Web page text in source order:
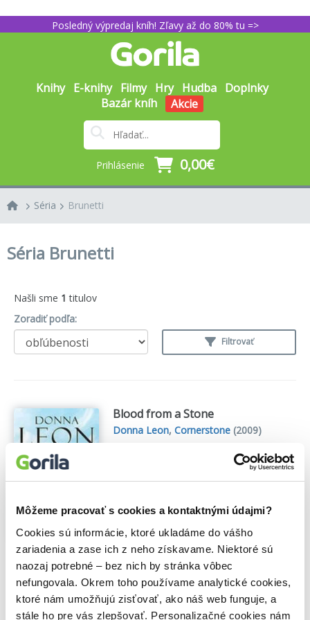
Môžeme pracovať s cookies a kontaktnými údajmi?
Cookies sú informácie, ktoré ukladáme do vášho
zariadenia a zase ich z neho získavame. Niektoré sú
naozaj potrebné – bez nich by stránka vôbec
nefungovala. Okrem toho používame analytické cookies,
ktoré nám umožňujú zisťovať, ako náš web funguje, a
stále ho pre vás zlepšovať. Personalizačné cookies nám
Posledný výpredaj kníh! Zľavy až do 80% tu =>
Knihy E-knihy Filmy Hry Hudba Doplnky
Bazár kníh
Akcie
Prihlásenie 0,00€
Séria Brunetti
Séria Brunetti
Našli sme 1 titulov
Zoradiť podľa:
Filtrovať
Blood from a Stone
Donna Leon, Cornerstone(2009)
On a cold night shortly before
Christmas, an immigrant street vendor is
killed in Venice's Campo Santo Stefano.
the tourists who had been browsing the
man's wares before his death - fake
handbags of every designer...Zobraziť
viac
🍌 Dodanie môže trvať viac ako dva týždne
8,00€ Do košíka